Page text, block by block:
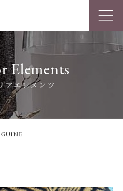
Elements
アエレメンツ
GUINE